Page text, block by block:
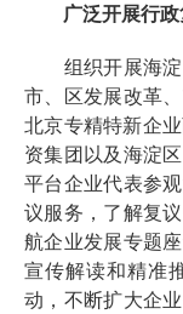
广泛开展行政
组织开展海淀
市、区发展改革
北京专精特新企
资集团以及海淀
平台企业代表参
议服务，了解复
航企业发展专题
宣传解读和精准
动，不断扩大企